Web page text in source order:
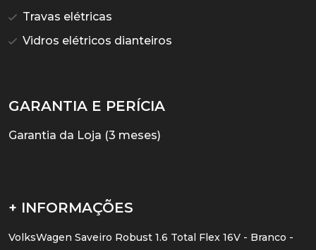
Travas elétricas
Vidros elétricos dianteiros
GARANTIA E PERÍCIA
Garantia da Loja (3 meses)
+ INFORMAÇÕES
VolksWagen Saveiro Robust 1.6 Total Flex 16V - Branco -